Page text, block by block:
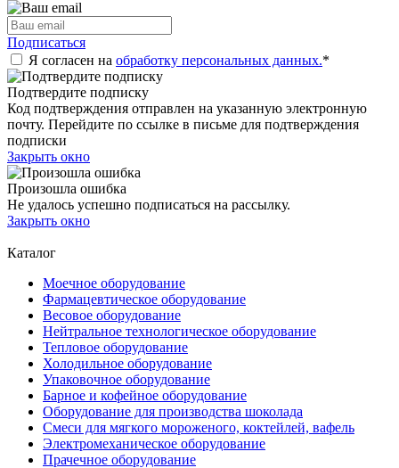
Подписаться
Я согласен на обработку персональных данных.*
Подтвердите подписку
Код подтверждения отправлен на указанную электронную
почту. Перейдите по ссылке в письме для подтверждения
подписки
Закрыть окно
Произошла ошибка
Не удалось успешно подписаться на рассылку.
Закрыть окно
Каталог
Моечное оборудование
Фармацевтическое оборудование
Весовое оборудование
Нейтральное технологическое оборудование
Тепловое оборудование
Холодильное оборудование
Упаковочное оборудование
Барное и кофейное оборудование
Оборудование для производства шоколада
Смеси для мягкого мороженого, коктейлей, вафель
Электромеханическое оборудование
Прачечное оборудование